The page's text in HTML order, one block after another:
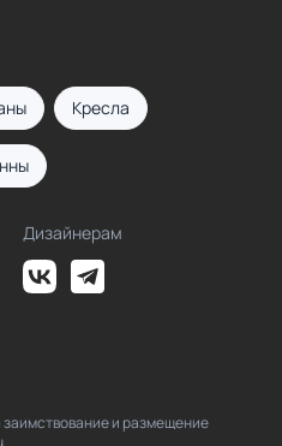
Кресла
Дизайнерам
и размещение